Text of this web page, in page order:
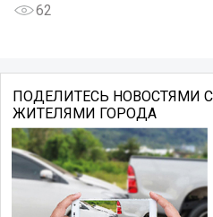
62
ПОДЕЛИТЕСЬ НОВОСТЯМИ С
ЖИТЕЛЯМИ ГОРОДА